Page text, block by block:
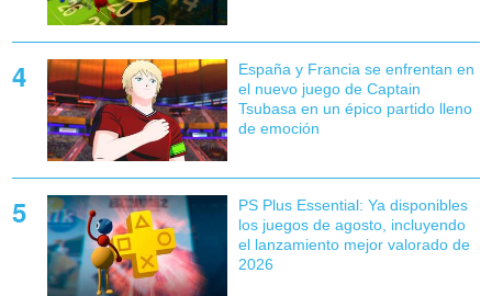
España y Francia se enfrentan en
el nuevo juego de Captain
Tsubasa en un épico partido lleno
de emoción
PS Plus Essential: Ya disponibles
los juegos de agosto, incluyendo
el lanzamiento mejor valorado de
2026